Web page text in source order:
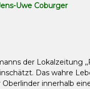
Uwe Coburger
der Lokalzeitung
Das wahre
Oberlinder innerhalb